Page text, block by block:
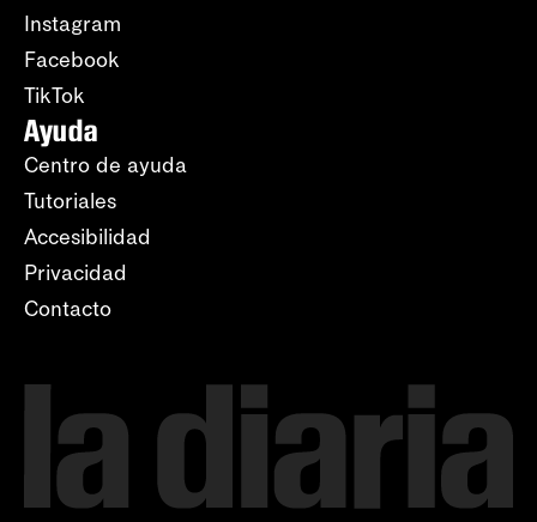
Instagram
Facebook
TikTok
Ayuda
Centro de ayuda
Tutoriales
Accesibilidad
Privacidad
Contacto